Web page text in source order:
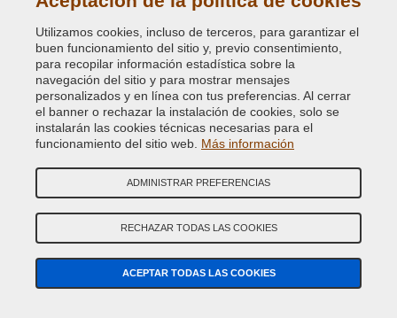
VUESTRA RESEÑAS
5
Jean Luc 24 nov. 2022
Peinture correspondant bien à celle de ma 206 , voiture qui
vient d'avoir 22 ans de bons et loyaux services. Merci.
BUSCAR COLOR
BUSCAR
REPUESTOS
BÚSQUEDA GUIADA COLOR DE COCHE
Utilizamos cookies, incluso de terceros, para garantizar el
buen funcionamiento del sitio y, previo consentimiento,
para recopilar información estadística sobre la
navegación del sitio y para mostrar mensajes
personalizados y en línea con tus preferencias. Al cerrar
el banner o rechazar la instalación de cookies, solo se
instalarán las cookies técnicas necesarias para el
funcionamiento del sitio web. Más información
ADMINISTRAR PREFERENCIAS
RECHAZAR TODAS LAS COOKIES
ACEPTAR TODAS LAS COOKIES